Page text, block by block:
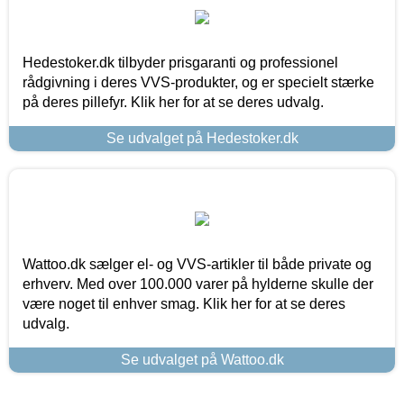
Hedestoker.dk tilbyder prisgaranti og professionel
rådgivning i deres VVS-produkter, og er specielt stærke
på deres pillefyr. Klik her for at se deres udvalg.
Se udvalget på Hedestoker.dk
Wattoo.dk sælger el- og VVS-artikler til både private og
erhverv. Med over 100.000 varer på hylderne skulle der
være noget til enhver smag. Klik her for at se deres
udvalg.
Se udvalget på Wattoo.dk